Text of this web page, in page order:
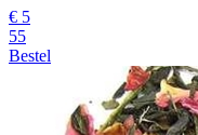
€ 5
55
Bestel